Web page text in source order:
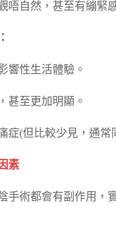
唔自然，甚至有繃緊
響性生活體驗。
甚至更加明顯。
症(但比較少見，通常
素
手術都會有副作用，